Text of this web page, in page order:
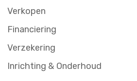
Verkopen
Financiering
Verzekering
Inrichting & Onderhoud